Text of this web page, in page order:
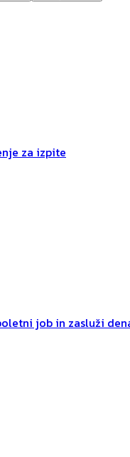
za izpite
job in zasluži